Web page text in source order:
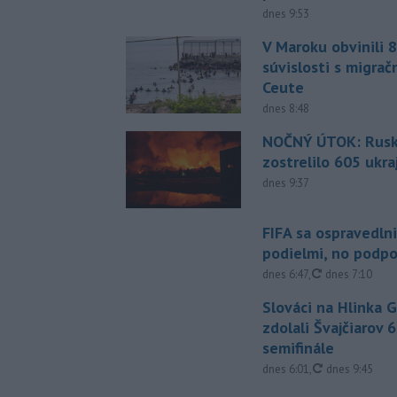
dnes 9:53
V Maroku obvinili
súvislosti s
Ceute
dnes 8:48
NOČNÝ ÚTOK:
zostrelilo 605
dnes 9:37
FIFA sa
podielmi, no
dnes 6:47, aktualizované
dnes 7:10
Slováci na Hlinka
zdolali Švajčiarov
semifinále
dnes 6:01, aktualizované
dnes 9:45